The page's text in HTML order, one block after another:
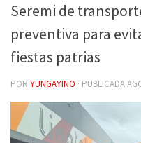
Seremi de
preventiva para
fiestas patrias
POR YUNGAYINO · PUBLICADA